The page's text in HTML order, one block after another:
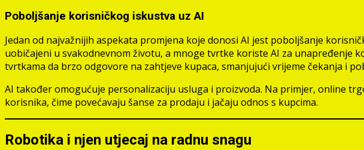
Poboljšanje korisničkog iskustva uz AI
Jedan od najvažnijih aspekata promjena koje donosi AI jest poboljšanje
uobičajeni u svakodnevnom životu, a mnoge tvrtke koriste AI za
tvrtkama da brzo odgovore na zahtjeve kupaca, smanjujući vrijeme čekanja i
AI također omogućuje personalizaciju usluga i proizvoda. Na primjer, online
korisnika, čime povećavaju šanse za prodaju i jačaju odnos s kupcima.
Robotika i njen utjecaj na radnu snagu